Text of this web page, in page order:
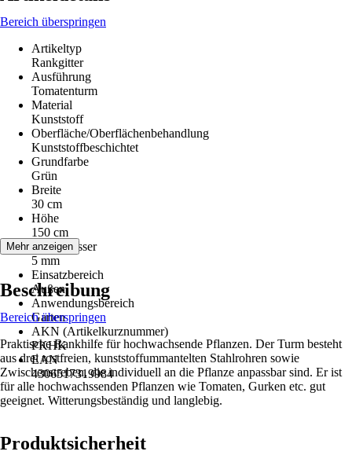
Bereich überspringen
Artikeltyp
Rankgitter
Ausführung
Tomatenturm
Material
Kunststoff
Oberfläche/Oberflächenbehandlung
Kunststoffbeschichtet
Grundfarbe
Grün
Breite
30 cm
Höhe
150 cm
Durchmesser
5 mm
Einsatzbereich
Außen
Anwendungsbereich
Garten
AKN (Artikelkurznummer)
PKHK
EAN
4306517319984
Mehr anzeigen
Beschreibung
Bereich überspringen
Praktische Rankhilfe für hochwachsende Pflanzen. Der Turm besteht
aus drei rostfreien, kunststoffummantelten Stahlrohren sowie
Zwischenstreben, die individuell an die Pflanze anpassbar sind. Er ist
für alle hochwachssenden Pflanzen wie Tomaten, Gurken etc. gut
geeignet. Witterungsbeständig und langlebig.
Produktsicherheit